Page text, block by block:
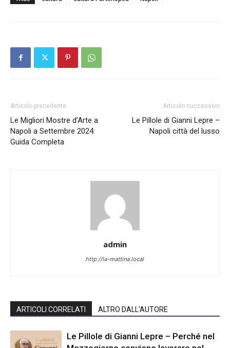
Articolo precedente
Le Migliori Mostre d’Arte a
Napoli a Settembre 2024:
Guida Completa
Articolo successivo
Le Pillole di Gianni Lepre –
Napoli città del lusso
admin
http://la-mattina.local
ARTICOLI CORRELATI ALTRO DALL'AUTORE
Le Pillole di Gianni Lepre – Perché nel